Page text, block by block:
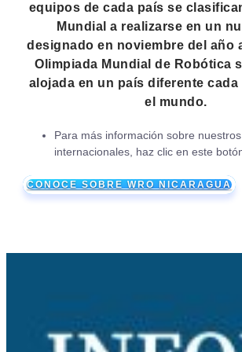
equipos de cada país se
Mundial a realizarse en un
designado en noviembre del año
Olimpiada Mundial de Robótica
alojada en un país diferente
el mundo.
Para más información sobre
internacionales, haz clic en este
CONOCE SOBRE WRO NICARAGUA